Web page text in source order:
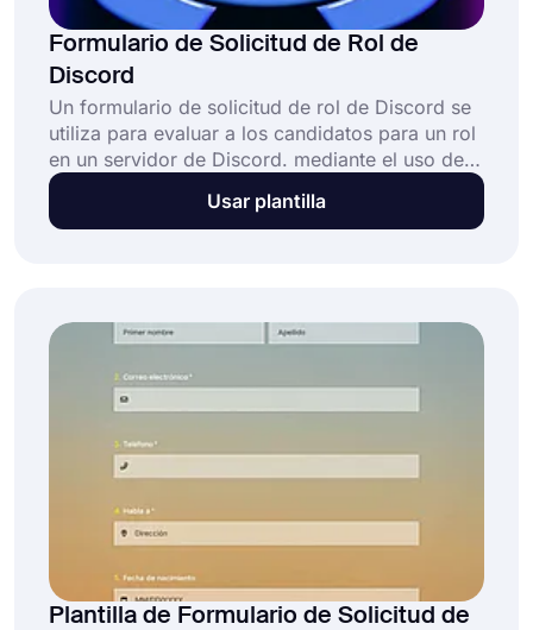
Formulario de Solicitud de Rol de
Discord
Un formulario de solicitud de rol de Discord se
utiliza para evaluar a los candidatos para un rol
en un servidor de Discord. mediante el uso de
un formulario de solicitud, puede recopilar
información de los solicitantes. Además, puedes
los campos necesarios y te ayuda a crear tu
formulario en segundos.
Usar plantilla
Plantilla de Formulario de Solicitud de